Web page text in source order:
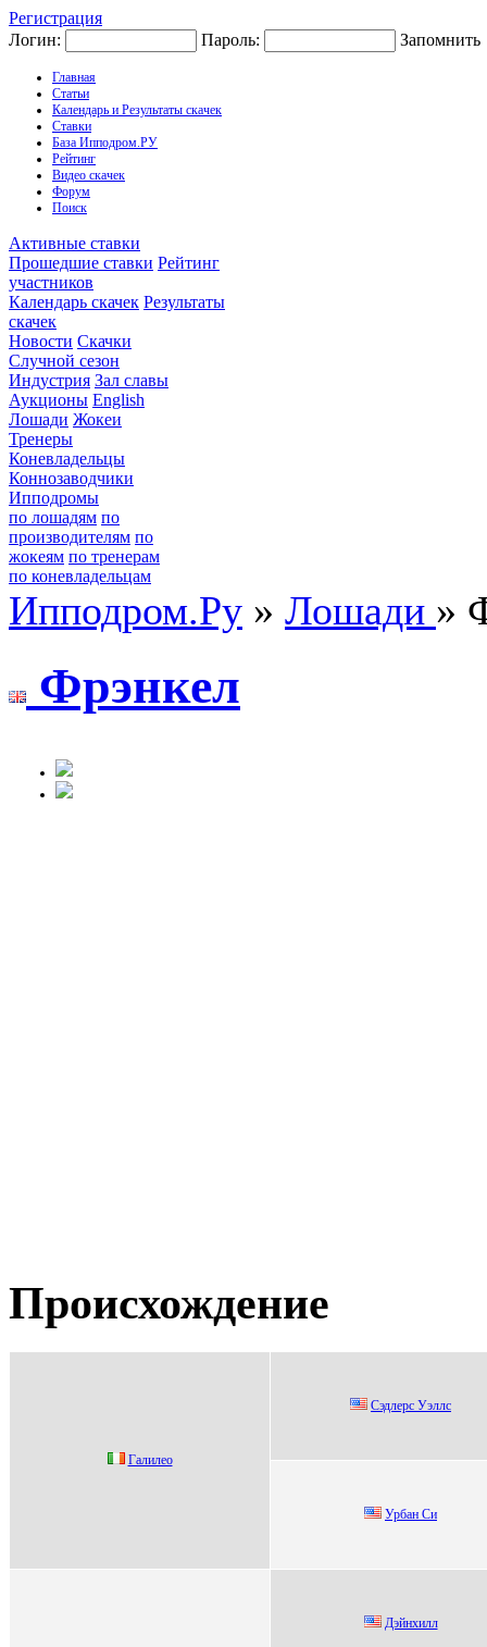
Регистрация
Логин:
Пароль: Запомнить
Главная
Статьи
Календарь и Результаты скачек
Ставки
База Ипподром.РУ
Рейтинг
Видео скачек
Форум
Поиск
Активные ставки
Прошедшие ставки Рейтинг
участников
Календарь скачек Результаты
скачек
Новости Скачки
Случной сезон
Индустрия Зал славы
Аукционы English
Лошади Жокеи
Тренеры
Коневладельцы
Коннозаводчики
Ипподромы
по лошадям по
производителям по
жокеям по тренерам
по коневладельцам
Ипподром.Ру » Лошади »
Фpэнкел
Происхождение
Гaлилео
Cэдлeрс Уэллс
Урбан Си
Дэйнхилл